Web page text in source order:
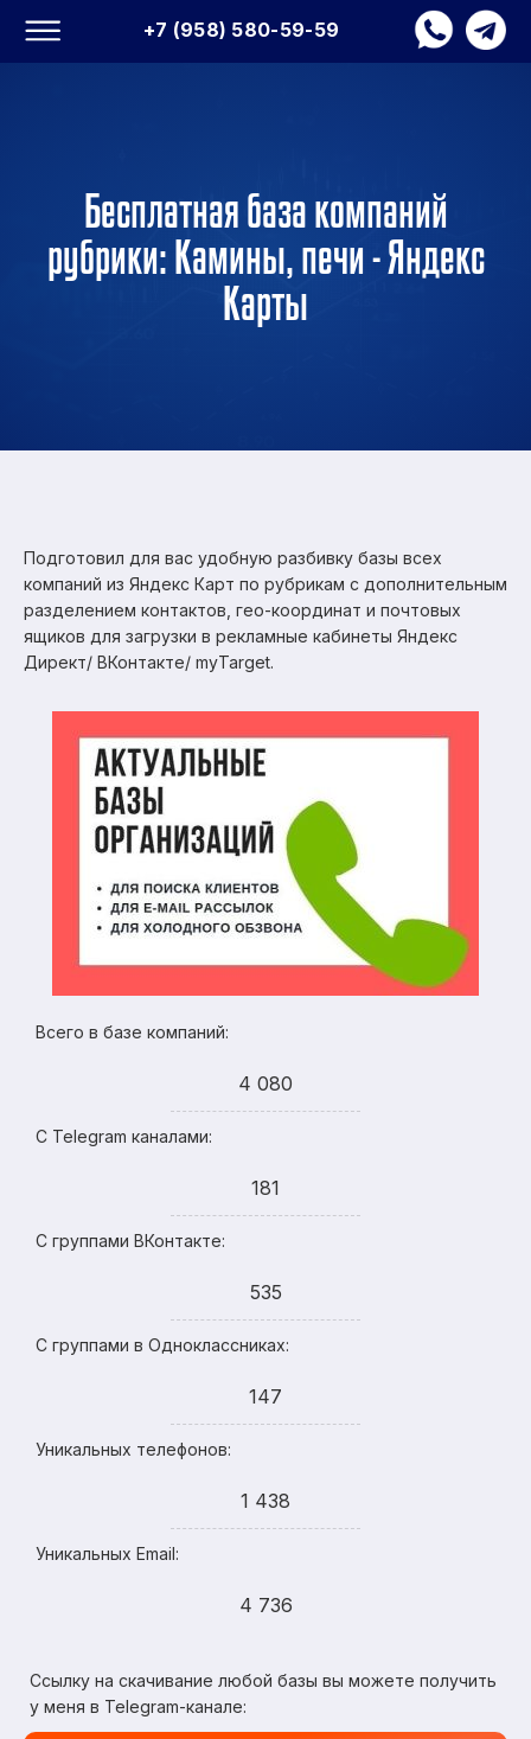
+7 (958) 580-59-59
Бесплатная база компаний
рубрики: Камины, печи - Яндекс
Карты
Подготовил для вас удобную разбивку базы всех
компаний из Яндекс Карт по рубрикам с дополнительным
разделением контактов, гео-координат и почтовых
ящиков для загрузки в рекламные кабинеты Яндекс
Директ/ ВКонтакте/ myTarget.
Всего в базе компаний:
4 080
С Telegram каналами:
181
С группами ВКонтакте:
535
С группами в Одноклассниках:
147
Уникальных телефонов:
1 438
Уникальных Email:
4 736
Ссылку на скачивание любой базы вы можете получить
у меня в Telegram-канале: